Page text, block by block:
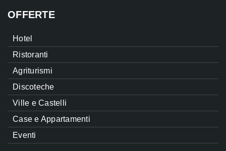
OFFERTE
Hotel
Ristoranti
Agriturismi
Discoteche
Ville e Castelli
Case e Appartamenti
Eventi